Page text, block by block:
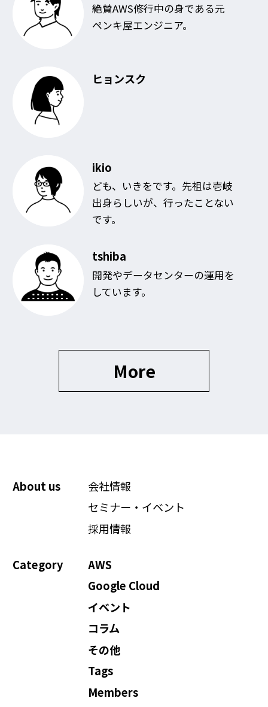
絶賛AWS修行中の身である元
ペンキ屋エンジニア。
ヒョンスク
ikio
ども、いきをです。先祖は壱岐
出身らしいが、行ったことない
です。
tshiba
開発やデータセンターの運用を
しています。
More
About us
会社情報
セミナー・イベント
採用情報
Category
AWS
Google Cloud
イベント
コラム
その他
Tags
Members